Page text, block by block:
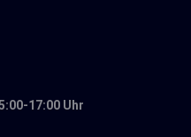
17:00 Uhr